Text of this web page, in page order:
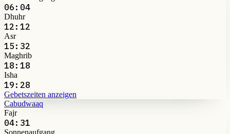
06:04
Dhuhr
12:12
Asr
15:32
Maghrib
18:18
Isha
19:28
Gebetszeiten anzeigen
Cabudwaaq
Fajr
04:31
Sonnenaufgang